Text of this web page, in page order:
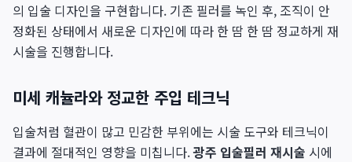
의 입술 디자인을 구현합니다. 기존 필러를 녹인 후, 조직이 안
정화된 상태에서 새로운 디자인에 따라 한 땀 한 땀 정교하게 재
시술을 진행합니다.
미세 캐뉼라와 정교한 주입 테크닉
입술처럼 혈관이 많고 민감한 부위에는 시술 도구와 테크닉이
결과에 절대적인 영향을 미칩니다.광주 입술필러 재시술 시에